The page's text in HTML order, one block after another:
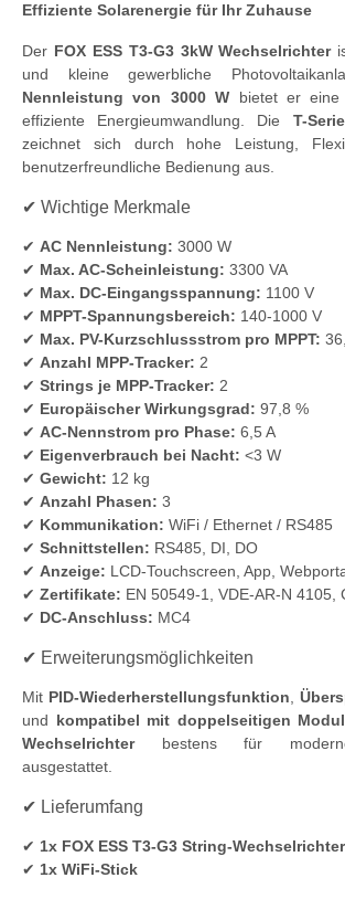
Effiziente Solarenergie für Ihr Zuhause
Der FOX ESS T3-G3 3kW Wechselrichter
und kleine gewerbliche
Nennleistung von 3000 W bietet er eine
effiziente Energieumwandlung. Die T-
zeichnet sich durch hohe Leistung,
benutzerfreundliche Bedienung aus.
✔ Wichtige Merkmale
✔ AC Nennleistung: 3000 W
✔ Max. AC-Scheinleistung: 3300 VA
✔ Max. DC-Eingangsspannung: 1100 V
✔ MPPT-Spannungsbereich: 140-1000 V
✔ Max. PV-Kurzschlussstrom pro MPPT:
✔ Anzahl MPP-Tracker: 2
✔ Strings je MPP-Tracker: 2
✔ Europäischer Wirkungsgrad: 97,8 %
✔ AC-Nennstrom pro Phase: 6,5 A
✔ Eigenverbrauch bei Nacht: <3 W
✔ Gewicht: 12 kg
✔ Anzahl Phasen: 3
✔ Kommunikation: WiFi / Ethernet / RS485
✔ Schnittstellen: RS485, DI, DO
✔ Anzeige: LCD-Touchscreen, App,
✔ Zertifikate: EN 50549-1, VDE-AR-N 4105,
✔ DC-Anschluss: MC4
✔ Erweiterungsmöglichkeiten
Mit PID-Wiederherstellungsfunktion
und kompatibel mit doppelseitigen
Wechselrichterbestens für moderne
ausgestattet.
✔ Lieferumfang
✔ 1x FOX ESS T3-G3 String-Wechselrichter
✔ 1x WiFi-Stick